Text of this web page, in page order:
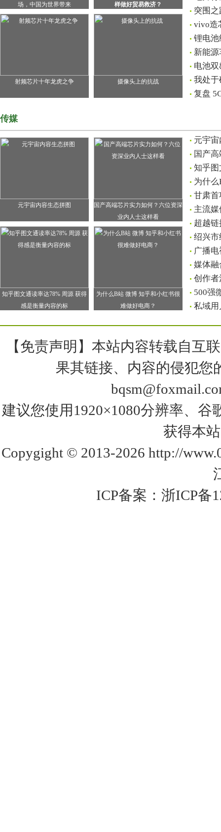
场，中国为世界带来
样做好贸易救济？
射频芯片十年龙虎之争 摄像头上的抗战
突围
vivo造
锂电
新能
电池双
我处
复盘
传媒
元宇宙内容生态拼图
国产高端芯片实力如何？六位资深
业内人士这样看
知乎图文通读率达78% 周源 获得
感是衡量内容的标
为什么B站 微博 知乎和小红书很
难做好电商？
元宇
国产
知乎图
为什
甘肃
主流
超越
绍兴市
广播
媒体融
创作
500强
私域
【免责声明】本站内容转载自互
果其链接、内容的侵犯您
建议您使用1920×1080分辨率、谷
获得本
Copygight © 2013-2026 http://
ICP备案： 浙ICP备